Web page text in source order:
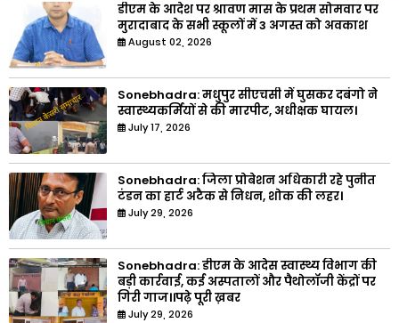
डीएम के आदेश पर श्रावण मास के प्रथम सोमवार पर
मुरादाबाद के सभी स्कूलों में 3 अगस्त को अवकाश
August 02, 2026
Sonebhadra: मधुपुर सीएचसी में घुसकर दबंगो ने
स्वास्थ्यकर्मियों से की मारपीट, अधीक्षक घायल।
July 17, 2026
Sonebhadra: जिला प्रोबेशन अधिकारी रहे पुनीत
टंडन का हार्ट अटैक से निधन, शोक की लहर।
July 29, 2026
Sonebhadra: डीएम के आदेस स्वास्थ्य विभाग की
बड़ी कार्रवाई, कई अस्पतालों और पैथोलॉजी केंद्रों पर
गिरी गाज।।पढ़े पूरी ख़बर
July 29, 2026